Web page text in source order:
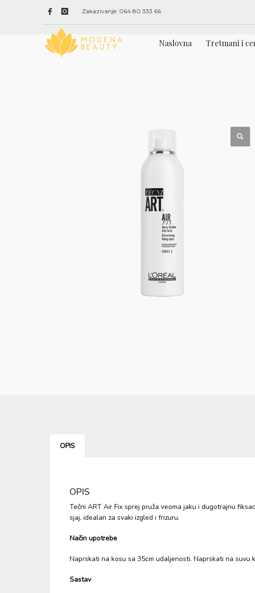
Zakazivanje: 064 80 333 66
Naslovna Tretmani i
OPIS
OPIS
Tečni ART Air Fix sprej pruža veoma jaku i dugotrajnu
sjaj, idealan za svaki izgled i frizuru.
Način upotrebe
Naprskati na kosu sa 35cm udaljenosti. Naprskati na suvu
Sastav